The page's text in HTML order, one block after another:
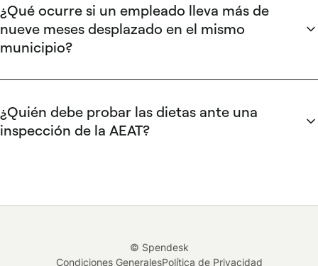
justificación y no superen los límites establecidos en el
del RIRPF : 53,34 €/día con pernocta en España, 26,67 €/día
sin pernocta y 0,26 €/km para kilometraje.
¿Qué ocurre si un empleado lleva más de
nueve meses desplazado en el mismo
municipio?
reembolsadas en ese municipio pierden la exención y
contador se reinicia únicamente si el empleado cambia de
municipio de destino.
¿Quién debe probar las dietas ante una
inspección de la AEAT?
profesional y, en el caso del kilometraje, los kilómetros
mínimo de cuatro años (plazo de prescripción tributaria). Sin
ella, la AEAT puede reclasificar el reembolso como
© Spendesk
Condiciones GeneralesPolítica de Privacidad